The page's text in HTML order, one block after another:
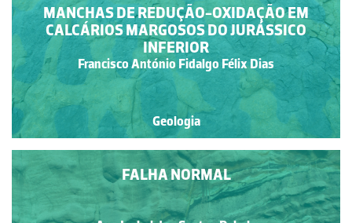
MANCHAS DE REDUÇÃO-OXIDAÇÃO EM
CALCÁRIOS MARGOSOS DO JURÁSSICO
INFERIOR
Francisco António Fidalgo Félix Dias
Geologia
FALHA NORMAL